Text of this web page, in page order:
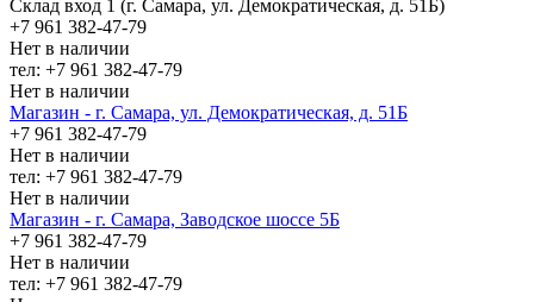
Склад вход 1 (г. Самара, ул. Демократическая, д. 51Б)
+7 961 382-47-79
Нет в наличии
тел: +7 961 382-47-79
Нет в наличии
Магазин - г. Самара, ул. Демократическая, д. 51Б
+7 961 382-47-79
Нет в наличии
тел: +7 961 382-47-79
Нет в наличии
Магазин - г. Самара, Заводское шоссе 5Б
+7 961 382-47-79
Нет в наличии
тел: +7 961 382-47-79